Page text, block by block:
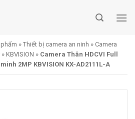
» Thiết bị camera an ninh » Camera
» KBVISION » Camera Thân HDCVI Full
2MP KBVISION KX-AD2111L-A